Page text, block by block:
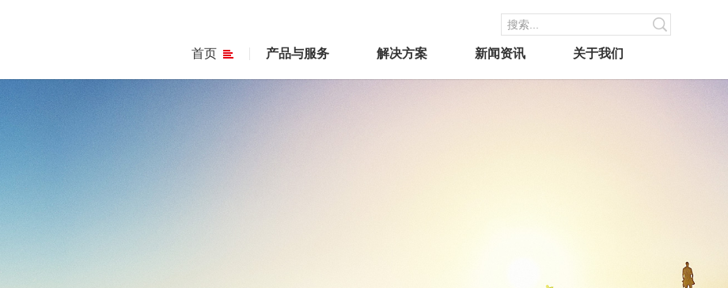
首页 产品与服务 解决方案 新闻资讯 关于我们